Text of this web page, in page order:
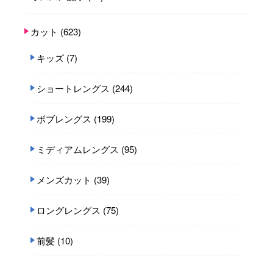
カット (623)
キッズ (7)
ショートレングス (244)
ボブレングス (199)
ミディアムレングス (95)
メンズカット (39)
ロングレングス (75)
前髪 (10)